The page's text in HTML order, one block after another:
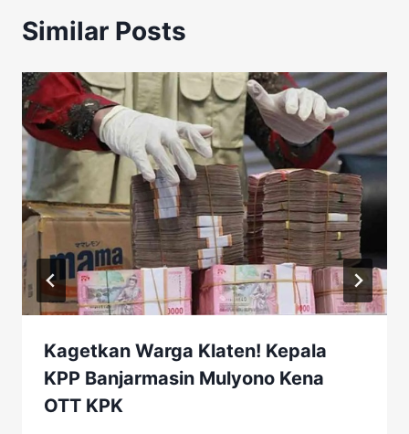
Similar Posts
Kagetkan Warga Klaten! Kepala
KPP Banjarmasin Mulyono Kena
OTT KPK